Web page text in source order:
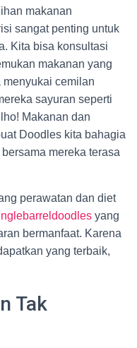
makanan
sangat penting untuk
Kita bisa konsultasi
makanan yang
menyukai cemilan
sayuran seperti
Makanan dan
Doodles kita bahagia
mereka terasa
perawatan dan diet
yang
bermanfaat. Karena
yang terbaik,
Tak